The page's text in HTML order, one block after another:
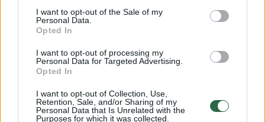
I want to opt-out of the Sale of my
Personal Data.
Opted In
I want to opt-out of processing my
Personal Data for Targeted Advertising.
Opted In
I want to opt-out of Collection, Use,
Retention, Sale, and/or Sharing of my
Personal Data that Is Unrelated with the
Purposes for which it was collected.
Žinios | Orai
00:15:54
V. Zalužno pasisakymą laiko bandymu įsitvirtinti
Ukrainos politikoje: jis yra neteisus
Laidos | Nauja diena